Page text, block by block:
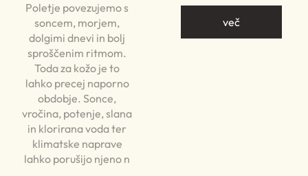
Poletje povezujemo s
soncem, morjem,
dolgimi dnevi in bolj
sproščenim ritmom.
Toda za kožo je to
lahko precej naporno
obdobje. Sonce,
vročina, potenje, slana
in klorirana voda ter
klimatske naprave
lahko porušijo njeno n
več